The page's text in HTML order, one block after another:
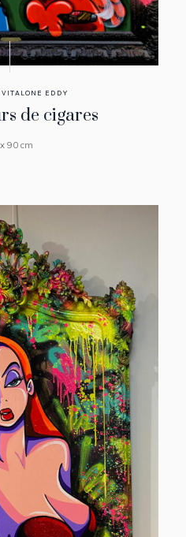
VITALONE EDDY
de cigares
90 cm